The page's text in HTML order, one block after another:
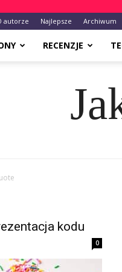
autorze Najlepsze Archiwum
RECENZJE
kodu
0